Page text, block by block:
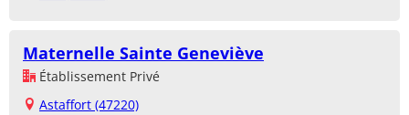
Maternelle Sainte Geneviève
Établissement Privé
Astaffort (47220)